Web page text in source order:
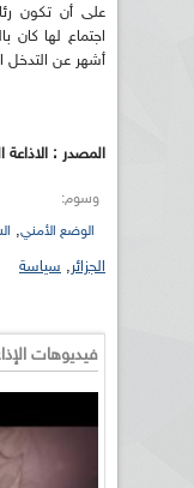
على أن تكون
أشهر عن
المصدر : الاذاعة
وسوم:
الوضع الأمني,
الجزائر, سياسة
فيديوهات